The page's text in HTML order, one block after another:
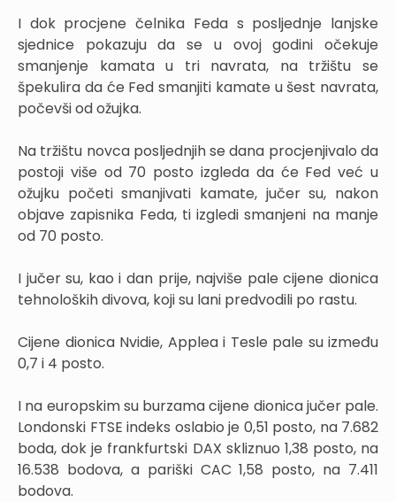
I dok procjene čelnika Feda s posljednje lanjske
sjednice pokazuju da se u ovoj godini očekuje
smanjenje kamata u tri navrata, na tržištu se
špekulira da će Fed smanjiti kamate u šest navrata,
počevši od ožujka.
Na tržištu novca posljednjih se dana procjenjivalo da
postoji više od 70 posto izgleda da će Fed već u
ožujku početi smanjivati kamate, jučer su, nakon
objave zapisnika Feda, ti izgledi smanjeni na manje
od 70 posto.
I jučer su, kao i dan prije, najviše pale cijene dionica
tehnoloških divova, koji su lani predvodili po rastu.
Cijene dionica Nvidie, Applea i Tesle pale su između
0,7 i 4 posto.
I na europskim su burzama cijene dionica jučer pale.
Londonski FTSE indeks oslabio je 0,51 posto, na 7.682
boda, dok je frankfurtski DAX skliznuo 1,38 posto, na
16.538 bodova, a pariški CAC 1,58 posto, na 7.411
bodova.